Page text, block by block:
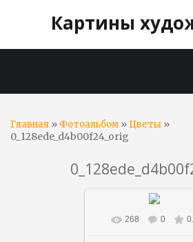
Картины
Главная » Фотоальбом» Цветы »
0_128ede_d4b00f24_orig
В реальном
268 0